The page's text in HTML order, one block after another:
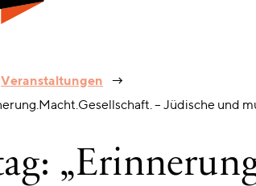
Veranstaltungen
– Jüdische und